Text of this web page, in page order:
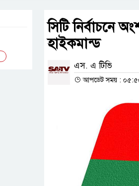
সিটি নির্বাচনে
হাইকমান্ড
এস. এ টিভি
আপডেট সময় :